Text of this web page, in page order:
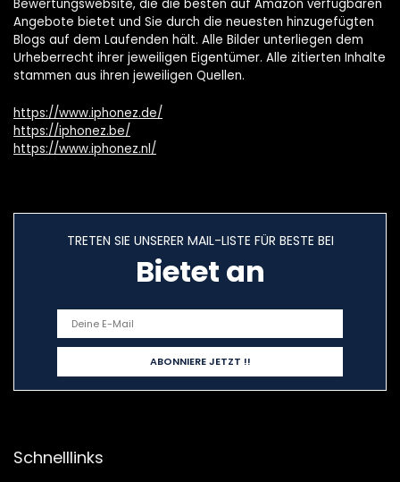
Bewertungswebsite, die die besten auf Amazon verfügbaren
Angebote bietet und Sie durch die neuesten hinzugefügten
Blogs auf dem Laufenden hält. Alle Bilder unterliegen dem
Urheberrecht ihrer jeweiligen Eigentümer. Alle zitierten Inhalte
stammen aus ihren jeweiligen Quellen.
https://www.iphonez.de/
https://iphonez.be/
https://www.iphonez.nl/
TRETEN SIE UNSERER MAIL-LISTE FÜR BESTE BEI
Bietet an
Schnelllinks